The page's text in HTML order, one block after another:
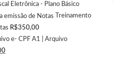
Eletrônica - Plano Básico
Treinamento
R$350,00
e- CPF A1 | Arquivo
O